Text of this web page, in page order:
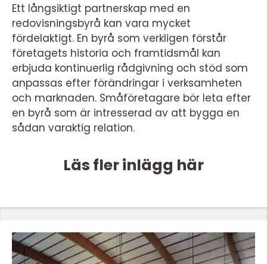
Ett långsiktigt partnerskap med en
redovisningsbyrå kan vara mycket
fördelaktigt. En byrå som verkligen förstår
företagets historia och framtidsmål kan
erbjuda kontinuerlig rådgivning och stöd som
anpassas efter förändringar i verksamheten
och marknaden. Småföretagare bör leta efter
en byrå som är intresserad av att bygga en
sådan varaktig relation.
Läs fler inlägg här